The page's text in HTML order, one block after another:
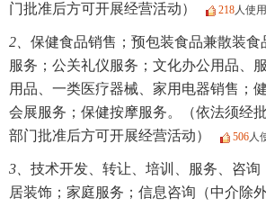
门批准后方可开展经营活动）
218人使用
2、 保健食品销售；预包装食品兼散装食
服务；公关礼仪服务；文化办公用品、
用品、一类医疗器械、家用电器销售；
会展服务；保健按摩服务。（依法须经
部门批准后方可开展经营活动）
506人
3、 技术开发、转让、培训、服务、咨询
居装饰；家庭服务；信息咨询（中介除